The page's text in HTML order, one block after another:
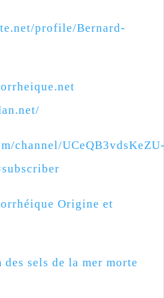
profile/Bernard-
channel/
Origine et
sels de la mer morte